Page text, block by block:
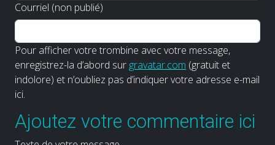
Courriel (non publié)
Pour afficher votre trombine avec votre message,
enregistrez-la d’abord surgravatar.com (gratuit et
indolore) et n’oubliez pas d’indiquer votre adresse e-mail
ici.
Ajoutez votre commentaire ici